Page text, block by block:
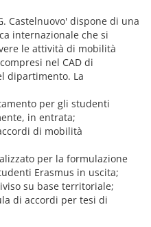
Castelnuovo' dispone di una
internazionale che si
le attività di mobilità
nel CAD di
dipartimento. La
per gli studenti
in entrata;
di mobilità
per la formulazione
Erasmus in uscita;
su base territoriale;
di accordi per tesi di